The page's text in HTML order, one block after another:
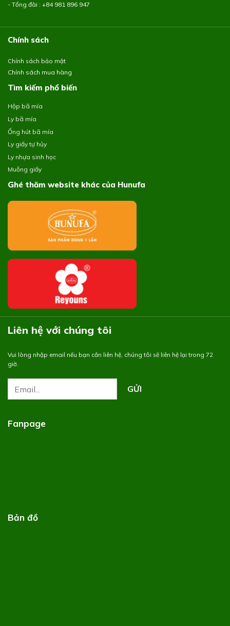
- Tổng đài : +84 981 896 947
Chính sách
Chính sách bảo mật
Chính sách mua hàng
Tìm kiếm phổ biến
Hộp bã mía
Ly bã mía
Ống hút bã mía
Ly giấy tự hủy
Ly nhựa sinh học
Muỗng giấy
Ghé thăm website khác của Hunufa
Liên hệ với chúng tôi
Vui lòng nhập email nếu bạn cần liên hệ, chúng tôi sẽ liên hệ lại trong 72
giờ.
Fanpage
Bản đồ